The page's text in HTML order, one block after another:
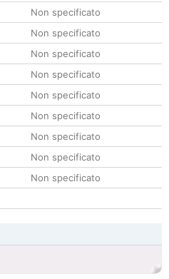
Non specificato
Non specificato
Non specificato
Non specificato
Non specificato
Non specificato
Non specificato
Non specificato
Non specificato